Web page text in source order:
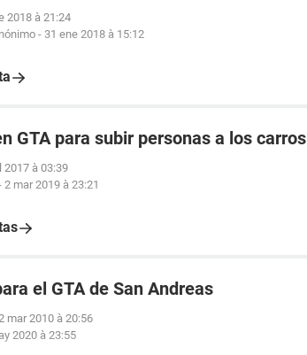
2018 à 21:24
- 31 ene 2018 à 15:12
GTA para subir personas a los carros
2017 à 03:39
2 mar 2019 à 23:21
el GTA de San Andreas
mar 2010 à 20:56
2020 à 23:55